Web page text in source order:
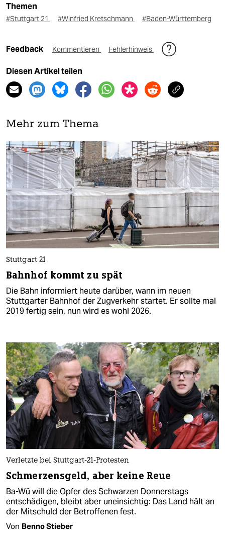
Themen
#Stuttgart 21 #Winfried Kretschmann #Baden-Württemberg
Feedback Kommentieren Fehlerhinweis
Diesen Artikel teilen
Mehr zum Thema
Stuttgart 21
Bahnhof kommt zu spät
Die Bahn informiert heute darüber, wann im neuen
Stuttgarter Bahnhof der Zugverkehr startet. Er sollte mal
2019 fertig sein, nun wird es wohl 2026.
Verletzte bei Stuttgart-21-Protesten
Schmerzensgeld, aber keine Reue
Ba-Wü will die Opfer des Schwarzen Donnerstags
entschädigen, bleibt aber uneinsichtig: Das Land hält an
der Mitschuld der Betroffenen fest.
Von Benno Stieber